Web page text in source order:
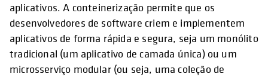
aplicativos. A conteinerização permite que os
desenvolvedores de software criem e implementem
aplicativos de forma rápida e segura, seja um monólito
tradicional (um aplicativo de camada única) ou um
microsserviço modular (ou seja, uma coleção de